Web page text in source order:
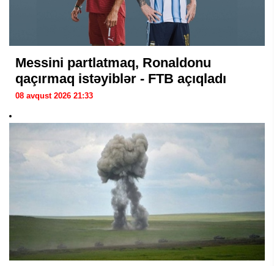
Messini partlatmaq, Ronaldonu
qaçırmaq istəyiblər - FTB açıqladı
08 avqust 2026 21:33